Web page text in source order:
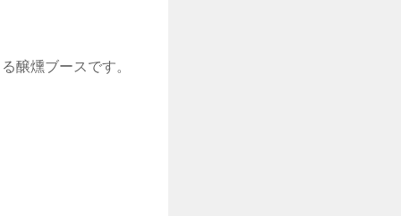
醸燻ブースです。